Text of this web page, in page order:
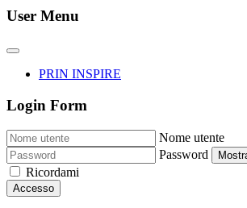
User Menu
PRIN INSPIRE
Login Form
Nome utente
Password
Ricordami
Accesso